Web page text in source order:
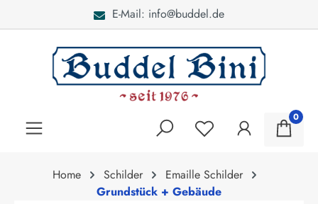
E-Mail: info@buddel.de
0
Home Schilder
Emaille Schilder
Grundstück + Gebäude